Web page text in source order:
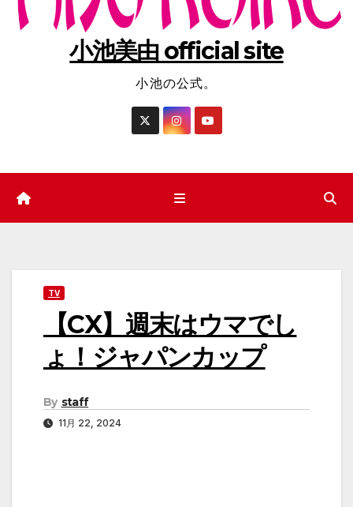
小池美由 official site
小池の公式。
TV
【CX】週末はウマでし
ょ！ジャパンカップ
By staff
11月 22, 2024